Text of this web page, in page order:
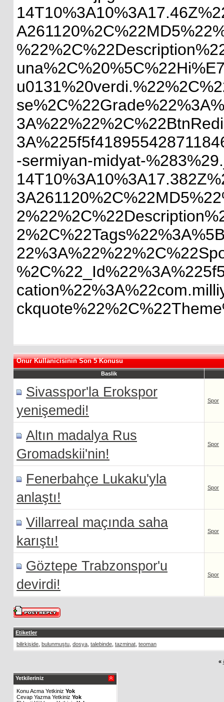
-sermiyan-midyat-
Onur Kullanicisinin Son 5 Konusu
Baslik
Sivasspor'la Erokspor
yenişemedi!
Altın madalya Rus
Gromadskii'nin!
Fenerbahçe Lukaku'yla
anlaştı!
Villarreal maçında saha
karıştı!
Göztepe Trabzonspor'u
devirdi!
Etiketler
bilirkişide,bulunmuştu,dosya,talebinde,tazminat,teoman
Yetkileriniz
Konu Acma YetkinizYok
Cevap Yazma YetkinizYok